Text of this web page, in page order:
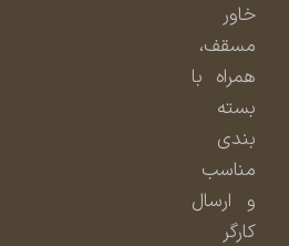
مسقف،
همراه با
بسته
بندی
مناسب
و ارسال